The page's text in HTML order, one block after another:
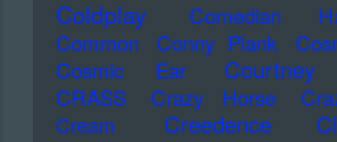
Coldplay
Comedian
Common
Conny Plank
Cosmic Ear
CRASS Crazy Horse
Cream
Creedence